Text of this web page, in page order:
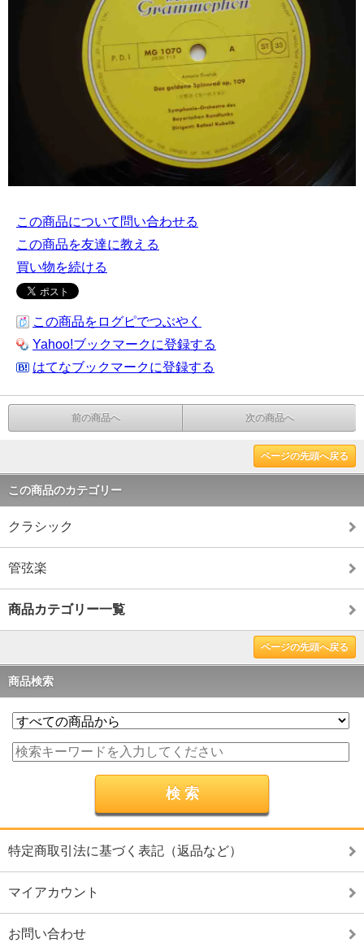
この商品について問い合わせる
この商品を友達に教える
買い物を続ける
この商品をログピでつぶやく
Yahoo!ブックマークに登録する
はてなブックマークに登録する
前の商品へ 次の商品へ
ページの先頭へ戻る
この商品のカテゴリー
クラシック
管弦楽
商品カテゴリー一覧
ページの先頭へ戻る
商品検索
特定商取引法に基づく表記（返品など）
マイアカウント
お問い合わせ